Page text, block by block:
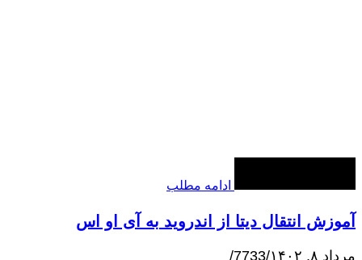
ادامه مطلب
آموزش انتقال دیتا از اندروید به آی او اس
مرداد ۸, ۱۴۰۲ /
7733
/